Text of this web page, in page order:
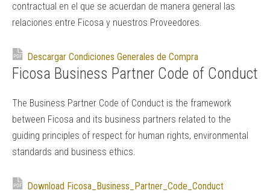
contractual en el que se acuerdan de manera general las
relaciones entre Ficosa y nuestros Proveedores.
Descargar Condiciones Generales de Compra
Ficosa Business Partner Code of Conduct
The Business Partner Code of Conduct is the framework
between Ficosa and its business partners related to the
guiding principles of respect for human rights, environmental
standards and business ethics.
Download Ficosa_Business_Partner_Code_Conduct